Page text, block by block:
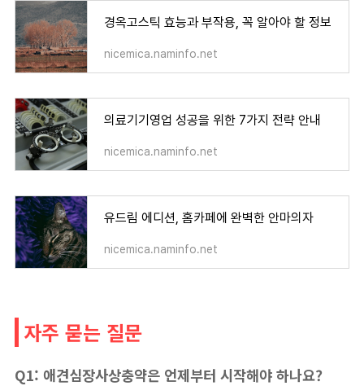
경옥고스틱 효능과 부작용, 꼭 알아야 할 정보
nicemica.naminfo.net
의료기기영업 성공을 위한 7가지 전략 안내
nicemica.naminfo.net
유드림 에디션, 홈카페에 완벽한 안마의자
nicemica.naminfo.net
자주 묻는 질문
Q1: 애견심장사상충약은 언제부터 시작해야 하나요?